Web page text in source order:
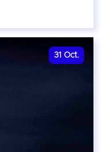
31 Oct.